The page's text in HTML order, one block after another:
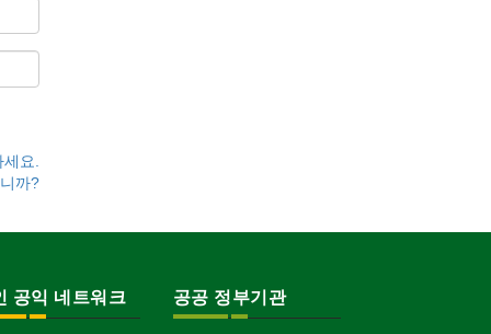
요.
까?
공익 네트워크 공공 정부기관